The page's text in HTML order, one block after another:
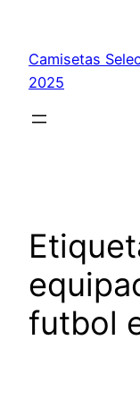
contenido
Camisetas
2025
futbol